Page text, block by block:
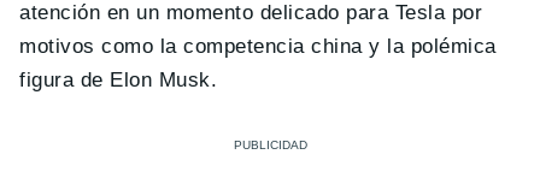
atención en un momento delicado para Tesla por
motivos como la competencia china y la polémica
figura de Elon Musk.